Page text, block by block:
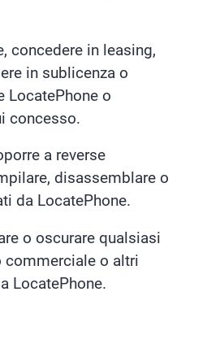
concedere in leasing,
in sublicenza o
LocatePhone o
concesso.
a reverse
disassemblare o
da LocatePhone.
o oscurare qualsiasi
commerciale o altri
LocatePhone.